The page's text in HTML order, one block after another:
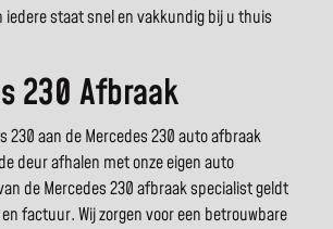
iedere staat snel en vakkundig bij u thuis
230 Afbraak
aan de Mercedes 230 auto afbraak
deur afhalen met onze eigen auto
de Mercedes 230 afbraak specialist geldt
factuur. Wij zorgen voor een betrouwbare